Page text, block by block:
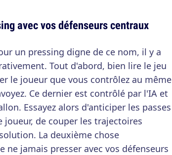
avec vos défenseurs centraux
un pressing digne de ce nom, il y a
Tout d'abord, bien lire le jeu
le joueur que vous contrôlez au même
Ce dernier est contrôlé par l'IA et
Essayez alors d'anticiper les passes
joueur, de couper les trajectoires
La deuxième chose
ne jamais presser avec vos défenseurs